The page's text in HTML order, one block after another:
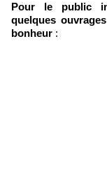
Pour le public intéressé par cette thématique, voici
quelques
bonheur :